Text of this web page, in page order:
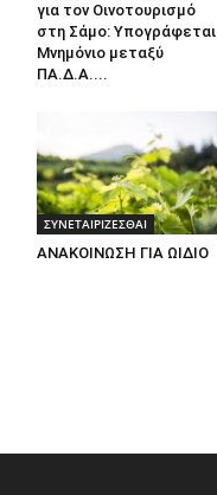
για τον Οινοτουρισμό
στη Σάμο: Υπογράφεται
Μνημόνιο μεταξύ
ΠΑ.Δ.Α....
ΣΥΝΕΤΑΙΡΙΖΕΣΘΑΙ
ΑΝΑΚΟΙΝΩΣΗ ΓΙΑ ΩΙΔΙΟ